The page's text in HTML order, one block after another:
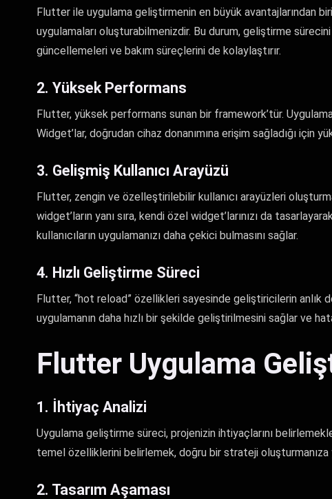
Flutter ile uygulama geliştirmenin en büyük avantajlarından
uygulamaları oluşturabilmenizdir. Bu durum, geliştirme sürecini
güncellemeleri ve bakım süreçlerini de kolaylaştırır.
2. Yüksek Performans
Flutter, yüksek performans sunan bir framework’tür.
Widget’lar, doğrudan cihaz donanımına erişim sağladığı için
3. Gelişmiş Kullanıcı Arayüzü
Flutter, zengin ve özelleştirilebilir kullanıcı arayüzleri
widget’ların yanı sıra, kendi özel widget’larınızı da
kullanıcıların uygulamanızı daha çekici bulmasını sağlar.
4. Hızlı Geliştirme Süreci
Flutter, “hot reload” özellikleri sayesinde geliştiricilerin anlık
uygulamanın daha hızlı bir şekilde geliştirilmesini sağlar ve
Flutter Uygulama
1. İhtiyaç Analizi
Uygulama geliştirme süreci, projenizin ihtiyaçlarını
temel özelliklerini belirlemek, doğru bir strateji oluşturmanıza
2. Tasarım Aşaması